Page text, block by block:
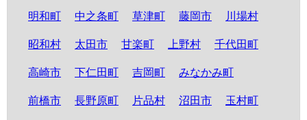
明和町 中之条町 草津町 藤岡市 川場村
昭和村 太田市 甘楽町 上野村 千代田町
高崎市 下仁田町 吉岡町 みなかみ町
前橋市 長野原町 片品村 沼田市 玉村町